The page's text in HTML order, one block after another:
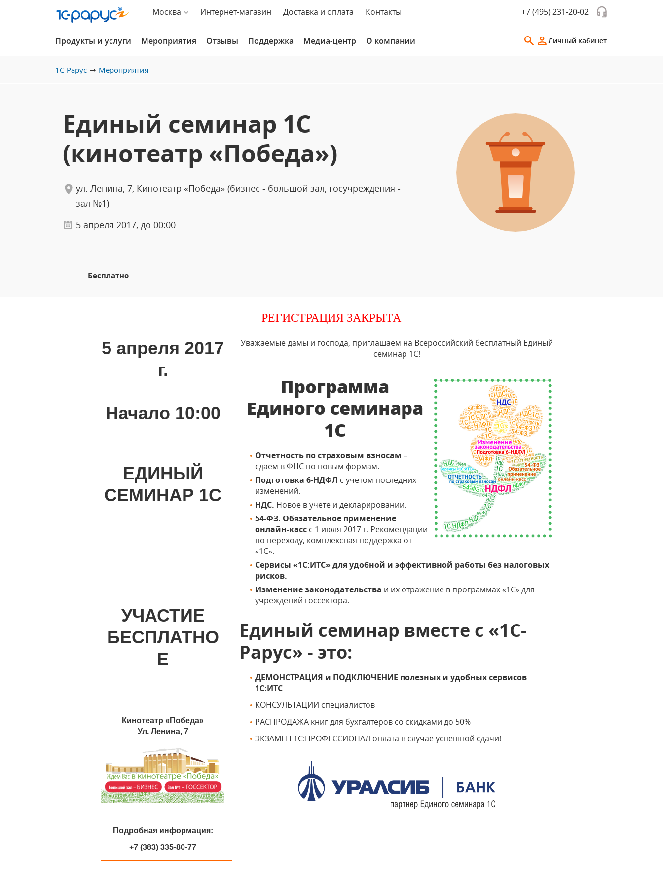
Москва Интернет-магазин Доставка и оплата Контакты +7 (495) 231-20-02
Продукты и услуги Мероприятия Отзывы Поддержка Медиа-центр О компании Личный кабинет
1С-Рарус Мероприятия
Единый семинар 1С
(кинотеатр «Победа»)
ул. Ленина, 7, Кинотеатр «Победа» (бизнес - большой зал, госучреждения -
зал №1)
5 апреля 2017, до 00:00
Бесплатно
РЕГИСТРАЦИЯ ЗАКРЫТА
5 апреля 2017
г.
Начало 10:00
ЕДИНЫЙ
СЕМИНАР 1С
УЧАСТИЕ
БЕСПЛАТНО
Е
Кинотеатр «Победа»
Ул. Ленина, 7
Подробная информация:
+7 (383) 335-80-77
Уважаемые дамы и господа, приглашаем на Всероссийский бесплатный Единый
семинар 1С!
Программа
Единого семинара
1С
Отчетность по страховым взносам–
сдаем в ФНС по новым формам.
Подготовка 6-НДФЛ с учетом последних
изменений.
НДС. Новое в учете и декларировании.
54-ФЗ. Обязательное применение
онлайн-касс с 1 июля 2017 г. Рекомендации
по переходу, комплексная поддержка от
«1С».
Сервисы «1С:ИТС»для удобной и эффективной работы без налоговых
рисков.
Изменение законодательства и их отражение в программах «1С» для
учреждений госсектора.
Единый семинар вместе с «1С-
Рарус» - это:
ДЕМОНСТРАЦИЯ и ПОДКЛЮЧЕНИЕ полезных и удобных сервисов
1С:ИТС
КОНСУЛЬТАЦИИ специалистов
РАСПРОДАЖА книг для бухгалтеров со скидками до 50%
ЭКЗАМЕН 1С:ПРОФЕССИОНАЛ оплата в случае успешной сдачи!